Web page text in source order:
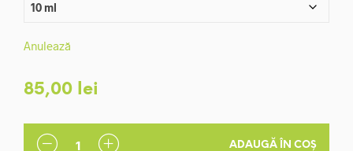
Anulează
85,00 lei
ADAUGĂ ÎN COȘ